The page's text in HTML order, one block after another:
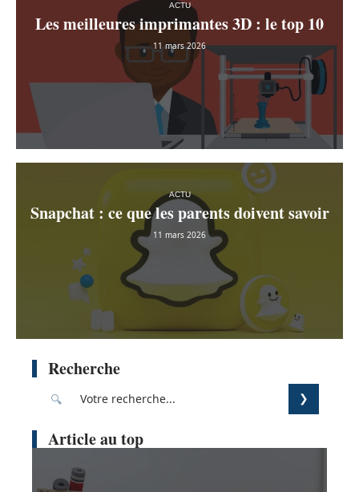
ACTU
Les meilleures imprimantes 3D : le top 10
11 mars 2026
ACTU
Snapchat : ce que les parents doivent savoir
11 mars 2026
Recherche
Article au top